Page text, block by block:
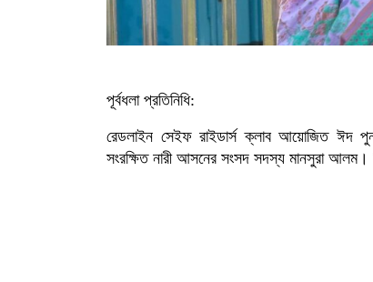
পূর্বধলা প্রতিনিধি:
রেডলাইন সেইফ রাইডার্স ক্লাব আয়োজিত ঈদ
সংরক্ষিত নারী আসনের সংসদ সদস্য মানসুরা আলম।